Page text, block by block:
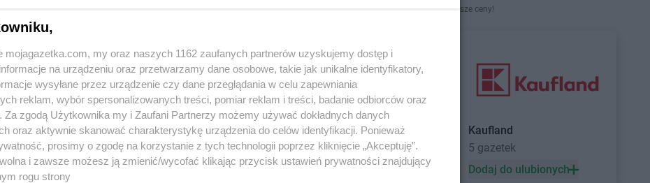
Znajdziesz tutaj sklepy należące do lokalnych sieci oraz duże, znane super- i hipermarkety. Najlepsze promocje i najniższe ceny!
PEPCO
1 gazetka
Dodaj do ulubionych
dino
2 gazetki
Dodaj do ulubionych
Kaufland
5 gazetek
Dodaj do ulubionych
mojagazetka.com, my oraz naszych 1162 zaufanych partnerów uzyskujemy dostęp i
na urządzeniu oraz przetwarzamy dane osobowe, takie jak unikalne identyfikatory,
wysyłane przez urządzenie czy dane przeglądania w celu zapewniania
reklam, wybór spersonalizowanych treści, pomiar reklam i treści, badanie odbiorców oraz
Za zgodą Użytkownika my i Zaufani Partnerzy możemy używać dokładnych danych
oraz aktywnie skanować charakterystykę urządzenia do celów identyfikacji. Ponieważ
prosimy o zgodę na korzystanie z tych technologii poprzez kliknięcie „Akceptuję”.
i zawsze możesz ją zmienić/wycofać klikając przycisk ustawień prywatności znajdujący
rogu strony